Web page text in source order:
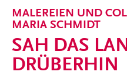
SAH DAS
DRÜBERHIN
MALEREIEN UND
MARIA SCHMIDT